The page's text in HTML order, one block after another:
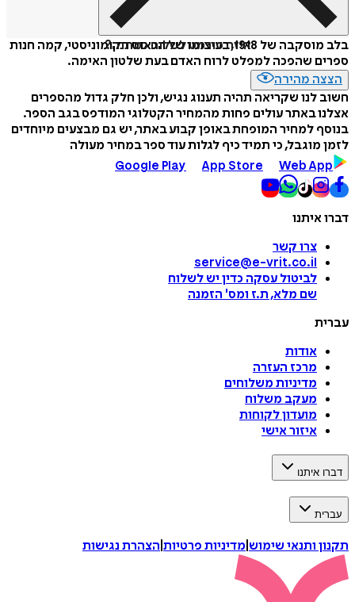
איזה פורמט לשלוח כמתנה?
בלב מוסקבה של 1918, בעיצומו של הכאוס הקומוניסטי, קמה חנות
ספרים שהפכה למפלט לרוח האדם בעת שלטון האימה.
הצצה מהירה
חשוב לנו שקריאה תהיה תענוג נגיש, ולכן חלק גדול מהספרים
אצלנו באתר עולים פחות מהמחיר הקטלוגי המודפס בגב הספר.
בנוסף למחיר המופחת באופן קבוע באתר, יש גם מבצעים מיוחדים
לזמן מוגבל, כי תמיד כיף לגלות עוד ספר במחיר מעולה
Google Play
App Store Web App
דברו איתנו
צרו קשר
service@e-vrit.co.il
לביטול עסקה כדין יש לשלוח
שם מלא, ת.ז ומס' הזמנה
עברית
אודות
מרכז העזרה
מדיניות משלוחים
מעקב משלוח
מועדון לקוחות
איזור אישי
דברו איתנו
עברית
תקנון ותנאי שימוש מדיניות פרטיות הצהרת נגישות